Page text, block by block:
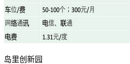
岛里创新园